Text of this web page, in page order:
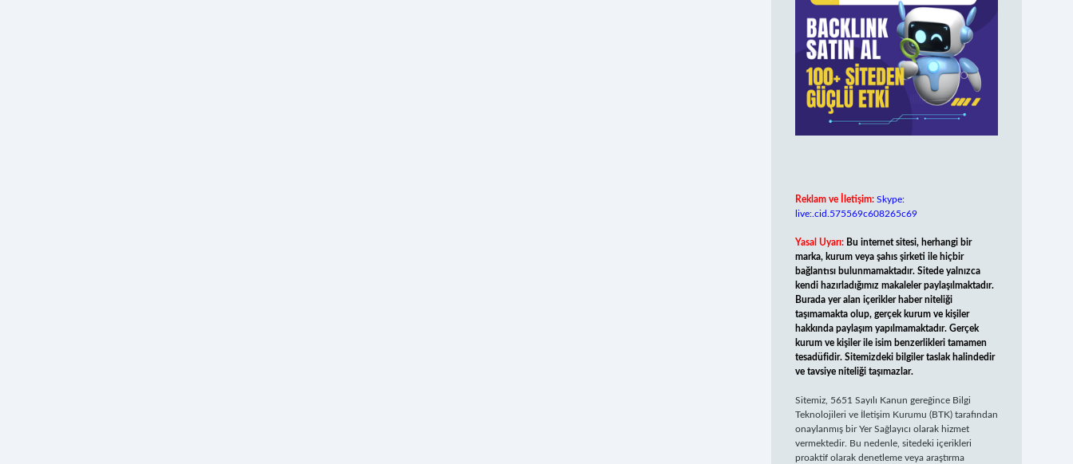
Reklam ve İletişim: Skype:
live:.cid.575569c608265c69
Yasal Uyarı: Bu internet sitesi, herhangi bir
marka, kurum veya şahıs şirketi ile hiçbir
bağlantısı bulunmamaktadır. Sitede yalnızca
kendi hazırladığımız makaleler paylaşılmaktadır.
Burada yer alan içerikler haber niteliği
taşımamakta olup, gerçek kurum ve kişiler
hakkında paylaşım yapılmamaktadır. Gerçek
kurum ve kişiler ile isim benzerlikleri tamamen
tesadüfidir. Sitemizdeki bilgiler taslak halindedir
ve tavsiye niteliği taşımazlar.
Sitemiz, 5651 Sayılı Kanun gereğince Bilgi
Teknolojileri ve İletişim Kurumu (BTK) tarafından
onaylanmış bir Yer Sağlayıcı olarak hizmet
vermektedir. Bu nedenle, sitedeki içerikleri
proaktif olarak denetleme veya araştırma